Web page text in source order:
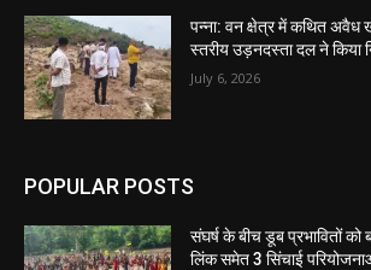
पन्ना: वन क्षेत्र में कथित अवैध
स्तरीय उड़नदस्ता दल ने किया
July 6, 2026
POPULAR POSTS
संघर्ष के बीच डूब प्रभावितों
लिंक समेत 3 सिंचाई